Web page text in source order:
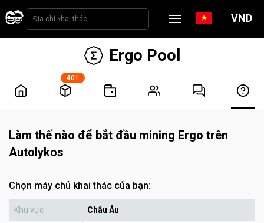
VND
Ergo Pool
401
Làm thế nào để bắt đầu mining Ergo trên
Autolykos
Chọn máy chủ khai thác của bạn:
Khu vực Châu Âu